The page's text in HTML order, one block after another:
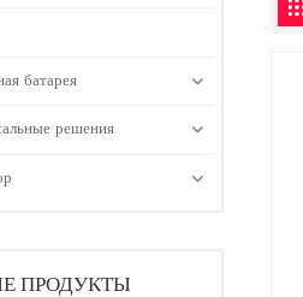
батарея
решения
ПРОДУКТЫ